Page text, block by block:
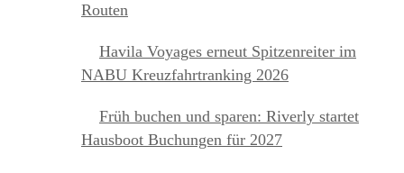
Routen
Havila Voyages erneut Spitzenreiter im
NABU Kreuzfahrtranking 2026
Früh buchen und sparen: Riverly startet
Hausboot Buchungen für 2027